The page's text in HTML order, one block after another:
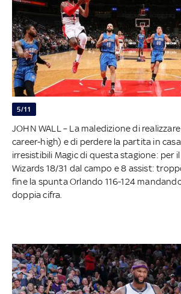
5/11
JOHN WALL – La maledizione di
career-high) e di perdere la partita in
irresistibili Magic di questa stagione: per
Wizards 18/31 dal campo e 8 assist:
fine la spunta Orlando 116-124
doppia cifra.